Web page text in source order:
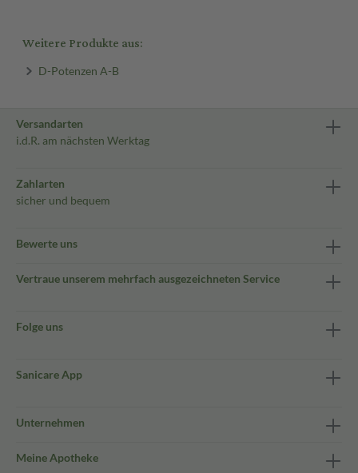
Weitere Produkte aus:
D-Potenzen A-B
Versandarten
i.d.R. am nächsten Werktag
Zahlarten
sicher und bequem
Bewerte uns
Vertraue unserem mehrfach ausgezeichneten Service
Folge uns
Sanicare App
Unternehmen
Meine Apotheke